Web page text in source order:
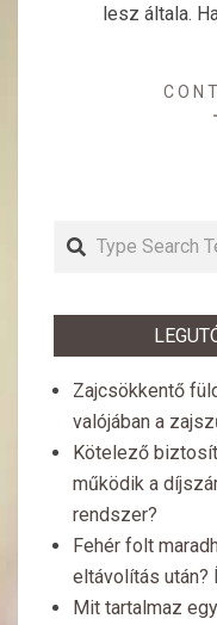
lesz általa.
Search
Zajcsökkentő
valójában a
Kötelező
működik a
rendszer?
Fehér folt
eltávolítás után?
Mit tartalmaz